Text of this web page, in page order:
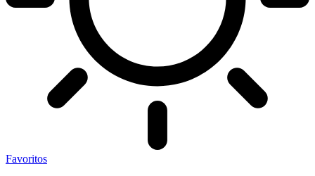
Favoritos